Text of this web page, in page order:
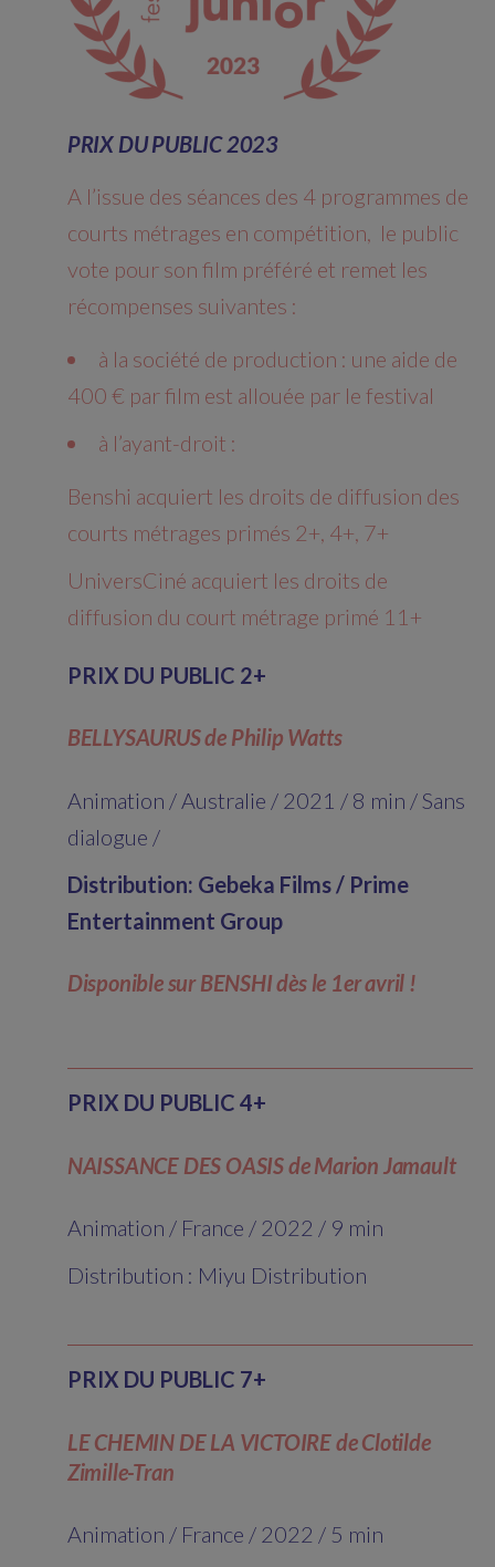
PRIX DU PUBLIC 2023
A l’issue des séances des 4 programmes de
courts métrages en compétition, le public
vote pour son film préféré et remet les
récompenses suivantes :
à la société de production : une aide de
400 € par film est allouée par le festival
à l’ayant-droit :
Benshi acquiert les droits de diffusion des
courts métrages primés 2+, 4+, 7+
UniversCiné acquiert les droits de
diffusion du court métrage primé 11+
PRIX DU PUBLIC 2+
BELLYSAURUS de Philip Watts
Animation / Australie / 2021 / 8 min / Sans
dialogue /
Distribution: Gebeka Films / Prime
Entertainment Group
Disponible sur BENSHI dès le 1er avril !
PRIX DU PUBLIC 4+
NAISSANCE DES OASIS de Marion Jamault
Animation / France / 2022 / 9 min
Distribution : Miyu Distribution
PRIX DU PUBLIC 7+
LE CHEMIN DE LA VICTOIRE de Clotilde
Zimille-Tran
Animation / France / 2022 / 5 min